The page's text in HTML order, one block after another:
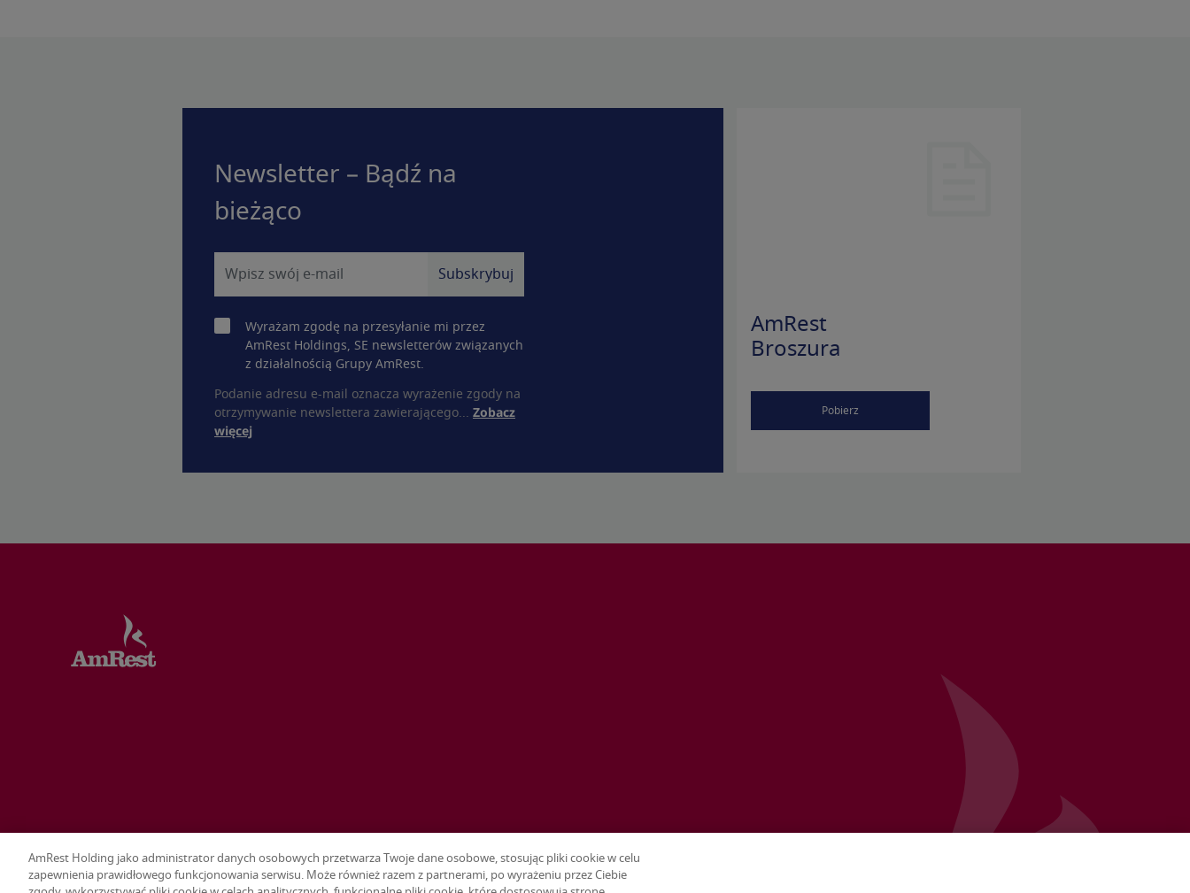
Newsletter – Bądź na
bieżąco
Wyrażam zgodę na przesyłanie mi przez
AmRest Holdings, SE newsletterów związanych
z działalnością Grupy AmRest.
Podanie adresu e-mail oznacza wyrażenie zgody na
otrzymywanie newslettera zawierającego... Zobacz
więcej
AmRest
Broszura
Pobierz
AmRest Holding jako administrator danych osobowych przetwarza Twoje dane osobowe, stosując pliki cookie w celu
zapewnienia prawidłowego funkcjonowania serwisu. Może również razem z partnerami, po wyrażeniu przez Ciebie